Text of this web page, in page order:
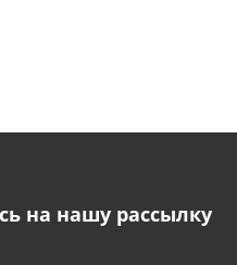
на нашу рассылку